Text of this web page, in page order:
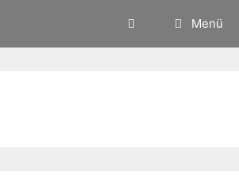
Menü